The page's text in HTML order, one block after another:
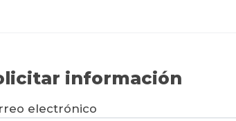
información
electrónico